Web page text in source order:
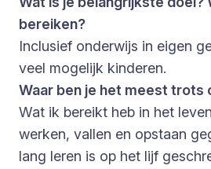
bereiken?
Inclusief onderwijs in eigen
veel mogelijk kinderen.
Waar ben je het meest trots
Wat ik bereikt heb in het
werken, vallen en opstaan
lang leren is op het lijf